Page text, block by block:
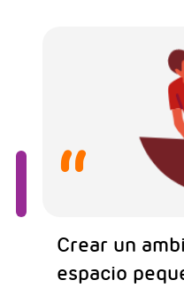
Crear un
espacio